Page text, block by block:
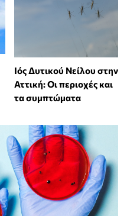
Ιός Δυτικού Νείλου στην
Αττική: Οι περιοχές και
τα συμπτώματα